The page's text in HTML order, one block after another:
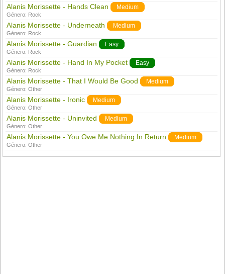
Alanis Morissette - Hands Clean Medium
Género: Rock
Alanis Morissette - Underneath Medium
Género: Rock
Alanis Morissette - Guardian Easy
Género: Rock
Alanis Morissette - Hand In My Pocket Easy
Género: Rock
Alanis Morissette - That I Would Be Good Medium
Género:Other
Alanis Morissette - Ironic Medium
Género:Other
Alanis Morissette - Uninvited Medium
Género:Other
Alanis Morissette - You Owe Me Nothing In Return Medium
Género:Other